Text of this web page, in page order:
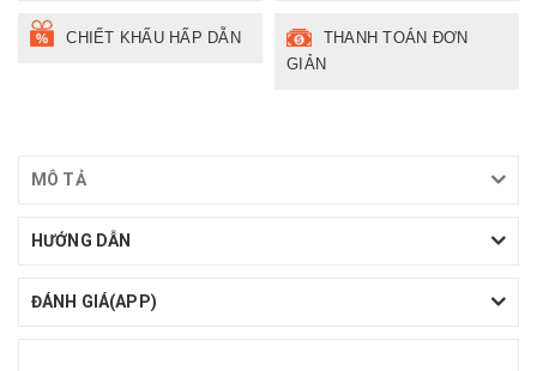
CHIẾT KHẤU HẤP DẪN
THANH TOÁN ĐƠN
GIẢN
MÔ TẢ
HƯỚNG DẪN
ĐÁNH GIÁ(APP)